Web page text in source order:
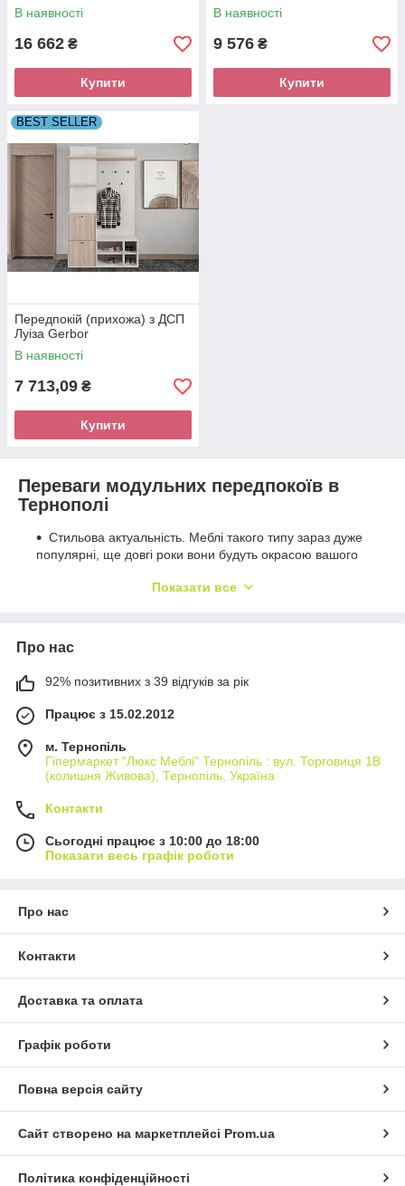
В наявності
16 662 ₴
Купити
В наявності
9 576 ₴
Купити
BEST SELLER
Передпокій (прихожа) з ДСП
Луіза Gerbor
В наявності
7 713,09 ₴
Купити
Переваги модульних передпокоїв в
Тернополі
Стильова актуальність. Меблі такого типу зараз дуже
популярні, ще довгі роки вони будуть окрасою вашого
Функціональність. Модульні меблі у вітальню та інші
вітрин, в яких можна розмістити речі з максимальній
Легкість збірки. Зібрати модульну систему не
складно.
замовлення, модульні меблі у спальню, вітальню чи
відрізняються демократичною вартістю.
меблі в різних стилях. Великий вибір представлених у нас
створити тиху затишну спальню або шикарну аристократичну
вітальню. У нас доступні ціни і швидка адресна доставка
Показати все
Про нас
92% позитивних з 39 відгуків за рік
Працює з 15.02.2012
м. Тернопіль
Гіпермаркет "Люкс Меблі" Тернопіль : вул. Торговиця 1В
(колишня Живова), Тернопіль, Україна
Контакти
Сьогодні працює з 10:00 до 18:00
Показати весь графік роботи
Про нас
Контакти
Доставка та оплата
Графік роботи
Повна версія сайту
Сайт створено на маркетплейсі Prom.ua
Політика конфіденційності